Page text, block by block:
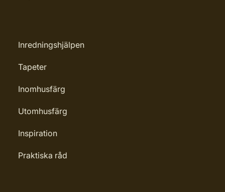
Inredningshjälpen
Tapeter
Inomhusfärg
Utomhusfärg
Inspiration
Praktiska råd